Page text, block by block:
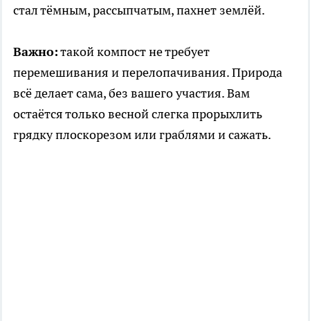
стал тёмным, рассыпчатым, пахнет землёй.
Важно:такой компост не требует
перемешивания и перелопачивания. Природа
всё делает сама, без вашего участия. Вам
остаётся только весной слегка прорыхлить
грядку плоскорезом или граблями и сажать.